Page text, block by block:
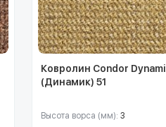
Ковролин Condor
(Динамик) 51
Высота ворса (мм): 3